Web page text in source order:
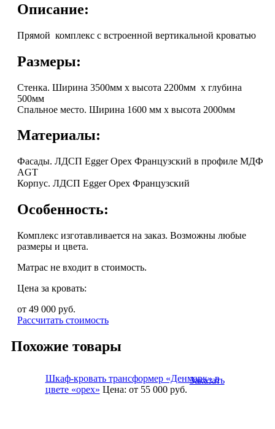
Описание:
Прямой комплекс с встроенной вертикальной кроватью
Размеры:
Стенка. Ширина 3500мм х высота 2200мм х глубина
500мм
Спальное место. Ширина 1600 мм х высота 2000мм
Материалы:
Фасады. ЛДСП Egger Орех Французский в профиле МДФ
AGT
Корпус. ЛДСП Egger Орех Французский
Особенность:
Комплекс изготавливается на заказ. Возможны любые
размеры и цвета.
Матрас не входит в стоимость.
Цена за кровать:
от 49 000 руб.
Рассчитать стоимость
Похожие товары
Шкаф-кровать трансформер «Денмарк» в
цвете «орех» Цена: от 55 000руб.
Заказать